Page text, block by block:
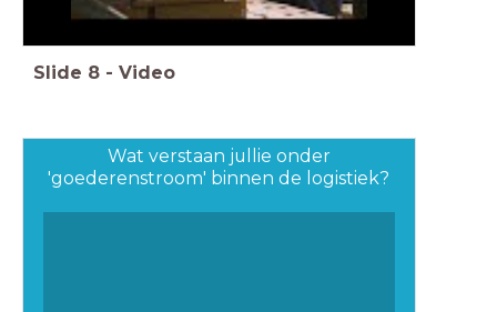
Slide 8 - Video
Wat verstaan jullie onder
'goederenstroom' binnen de logistiek?